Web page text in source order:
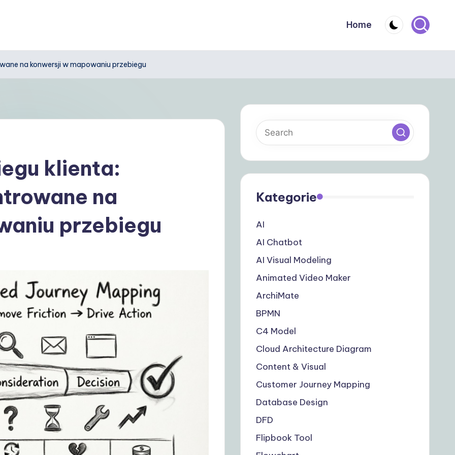
Home
na konwersji w mapowaniu przebiegu
klienta:
na
przebiegu
Kategorie
AI
AI Chatbot
AI Visual Modeling
Animated Video Maker
ArchiMate
BPMN
C4 Model
Cloud Architecture Diagram
Content & Visual
Customer Journey Mapping
Database Design
DFD
Flipbook Tool